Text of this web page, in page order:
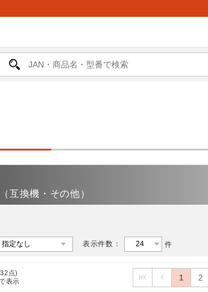
互換機・その他）
表示件数： 件
点)
表示 1 2